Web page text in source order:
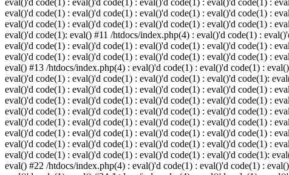
eval()'d code(1) : eval()'d code(1) : eval()'d code(1) : eval()'d code(1) :
eval()'d code(1) : eval()'d code(1) : eval()'d code(1) : eval()'d code(1) :
eval()'d code(1) : eval()'d code(1) : eval()'d code(1) : eval()'d code(1) :
eval()'d code(1): eval() #11 /htdocs/index.php(4) : eval()'d code(1) :
eval()'d code(1) : eval()'d code(1) : eval()'d code(1) : eval()'d code(1) :
eval()'d code(1) : eval()'d code(1) : eval()'d code(1) : eval()'d code(1) :
eval() #13 /htdocs/index.php(4) : eval()'d code(1) : eval()'d code(1) :
eval()'d code(1) : eval()'d code(1) : eval()'d code(1) : eval()'d code(1):
eval()'d code(1) : eval()'d code(1) : eval()'d code(1) : eval()'d code(1) :
eval()'d code(1) : eval()'d code(1) : eval()'d code(1) : eval()'d code(1) :
eval()'d code(1) : eval()'d code(1) : eval()'d code(1) : eval()'d code(1) :
eval()'d code(1) : eval()'d code(1) : eval()'d code(1) : eval()'d code(1) :
eval()'d code(1) : eval()'d code(1) : eval()'d code(1) : eval()'d code(1) :
eval()'d code(1) : eval()'d code(1) : eval()'d code(1) : eval()'d code(1) :
eval()'d code(1) : eval()'d code(1) : eval()'d code(1) : eval()'d code(1):
eval() #22 /htdocs/index.php(4) : eval()'d code(1) : eval()'d code(1) :